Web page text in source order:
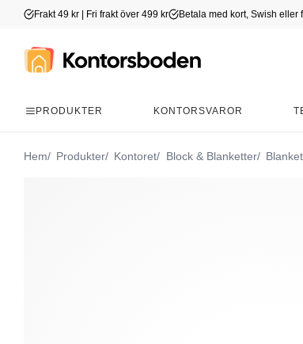
Frakt 49 kr | Fri frakt över 499 kr Betala med kort, Swish eller
PRODUKTER KONTORSVAROR
Hem Produkter Kontoret Block & Blanketter